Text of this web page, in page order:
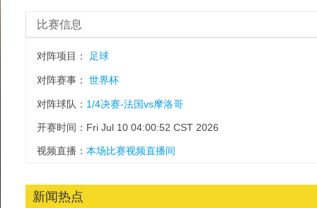
比赛信息
对阵项目： 足球
对阵赛事： 世界杯
对阵球队： 1/4决赛-法国vs摩洛哥
开赛时间：Fri Jul 10 04:00:52 CST 2026
视频直播： 本场比赛视频直播间
新闻热点